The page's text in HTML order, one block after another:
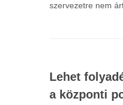
szervezetre nem
Lehet
a központi